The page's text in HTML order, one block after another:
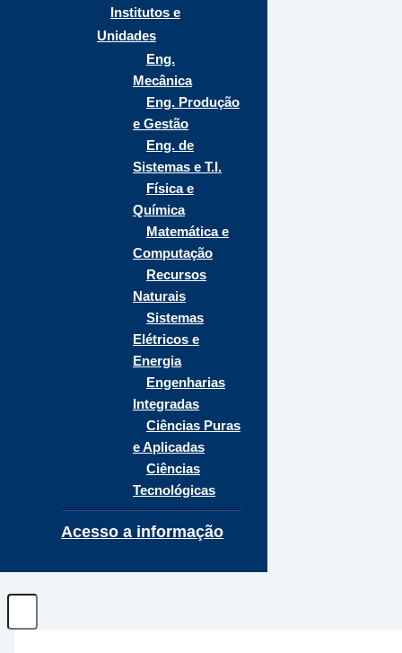
Institutos e
Unidades
Eng.
Mecânica
Eng. Produção
e Gestão
Eng. de
Sistemas e T.I.
Física e
Química
Matemática e
Computação
Recursos
Naturais
Sistemas
Elétricos e
Energia
Engenharias
Integradas
Ciências Puras
e Aplicadas
Ciências
Tecnológicas
Acesso a informação